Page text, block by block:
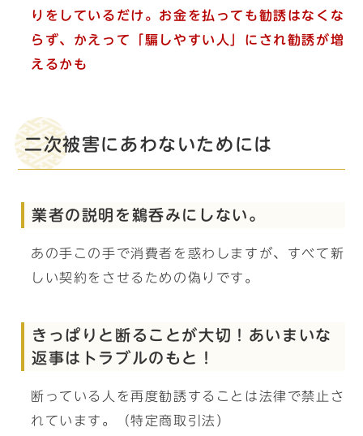
りをしているだけ。お金を払っても勧誘はなくな
らず、かえって「騙しやすい人」にされ勧誘が増
えるかも
二次被害にあわないためには
業者の説明を鵜呑みにしない。
あの手この手で消費者を惑わしますが、すべて新
しい契約をさせるための偽りです。
きっぱりと断ることが大切！あいまいな
返事はトラブルのもと！
断っている人を再度勧誘することは法律で禁止さ
れています。（特定商取引法）